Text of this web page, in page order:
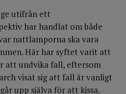
utifrån ett
har handlat om både
nattlamporna ska vara
Här har syftet varit att
att undvika fall, eftersom
visat sig att fall är vanligt
upp själva för att kissa.